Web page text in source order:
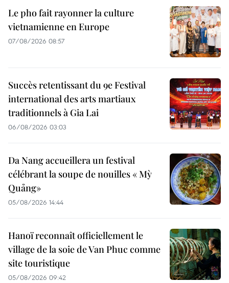
Le pho fait rayonner la culture
vietnamienne en Europe
07/08/2026 08:57
Succès retentissant du 9e Festival
international des arts martiaux
traditionnels à Gia Lai
06/08/2026 03:03
Da Nang accueillera un festival
célébrant la soupe de nouilles « Mỳ
Quảng»
05/08/2026 14:44
Hanoï reconnaît officiellement le
village de la soie de Van Phuc comme
site touristique
05/08/2026 09:42